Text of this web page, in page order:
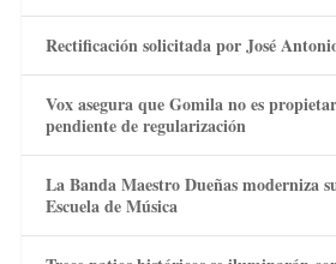
Rectificación solicitada por José
Vox asegura que Gomila no es
pendiente de regularización
La Banda Maestro Dueñas moderniza
Escuela de Música